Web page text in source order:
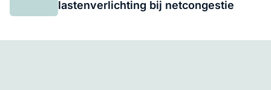
lastenverlichting bij netcongestie